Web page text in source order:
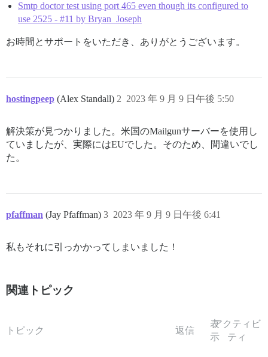
Smtp doctor test using port 465 even though its configured to
use 2525 - #11 by Bryan_Joseph
お時間とサポートをいただき、ありがとうございます。
hostingpeep (Alex Standall) 2023 年 9 月 9 日午後 5:50
2
解決策が見つかりました。米国のMailgunサーバーを使用し
ていましたが、実際にはEUでした。そのため、間違いでし
た。
pfaffman (Jay Pfaffman) 2023 年 9 月 9 日午後 6:41
3
私もそれに引っかかってしまいました！
関連トピック
トピック 返信
表
示
アクティビ
ティ